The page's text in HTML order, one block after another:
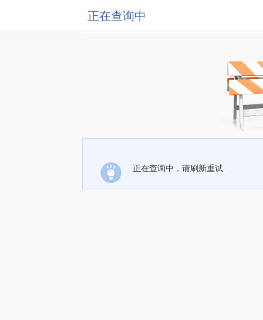
正在查询中
正在查询中，请刷新重试